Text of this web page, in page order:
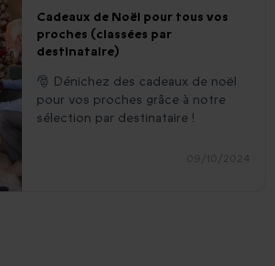
Cadeaux de Noël pour tous vos
proches (classées par
destinataire)
🎅 Dénichez des cadeaux de noël
pour vos proches grâce à notre
sélection par destinataire !
09/10/2024